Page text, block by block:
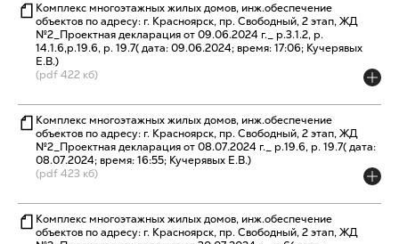
Комплекс многоэтажных жилых домов, инж.обеспечение
объектов по адресу: г. Красноярск, пр. Свободный, 2 этап, ЖД
№2_Проектная декларация от 09.06.2024 г._ р.3.1.2, р.
14.1.6,р.19.6, р. 19.7( дата: 09.06.2024; время: 17:06; Кучерявых
Е.В.)
(pdf 422 кб)
Комплекс многоэтажных жилых домов, инж.обеспечение
объектов по адресу: г. Красноярск, пр. Свободный, 2 этап, ЖД
№2_Проектная декларация от 08.07.2024 г._ р.19.6, р. 19.7( дата:
08.07.2024; время: 16:55; Кучерявых Е.В.)
(pdf 423 кб)
Комплекс многоэтажных жилых домов, инж.обеспечение
объектов по адресу: г. Красноярск, пр. Свободный, 2 этап, ЖД